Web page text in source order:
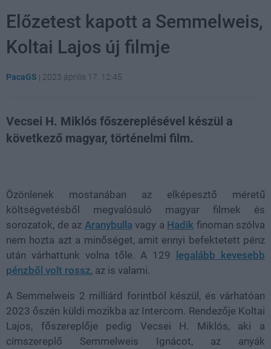
Előzetest kapott a Semmelweis,
Koltai Lajos új filmje
PacaGS | 2023 április 17. 12:45
Vecsei H. Miklós főszereplésével készül a
következő magyar, történelmi film.
Özönlenek mostanában az elképesztő méretű
költségvetésből megvalósuló magyar filmek és
sorozatok, de az Aranybulla vagy a Hadik finoman szólva
nem hozta azt a minőséget, amit ennyi befektetett pénz
után várhattunk volna tőle. A 129 legalább kevesebb
pénzből volt rossz, az is valami.
A Semmelweis 2 milliárd forintból készül, és várhatóan
2023 őszén küldi mozikba az Intercom. Rendezője Koltai
Lajos, főszereplője pedig Vecsei H. Miklós, aki a
címszereplő Semmelweis Ignácot, az anyák